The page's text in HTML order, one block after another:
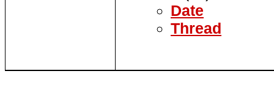
Date
Thread